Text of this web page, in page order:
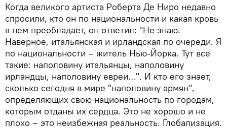
Когда великого артиста Роберта Де Ниро недавно
спросили, кто он по национальности и какая кровь
в нем преобладает, он ответил: "Не знаю.
Наверное, итальянская и ирландская по очереди. Я
по национальности – житель Нью-Йорка. Тут все
такие: наполовину итальянцы, наполовину
ирландцы, наполовину евреи…". И кто его знает,
сколько сегодня в мире "наполовину армян",
определяющих свою национальность по городам,
которым отданы их сердца. Это не хорошо и не
плохо – это неизбежная реальность. Глобализация.